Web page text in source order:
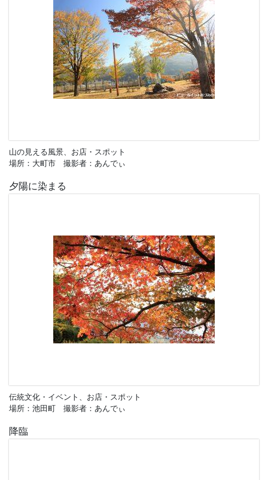
山の見える風景、お店・スポット
場所：大町市 撮影者：あんでぃ
夕陽に染まる
伝統文化・イベント、お店・スポット
場所：池田町 撮影者：あんでぃ
降臨